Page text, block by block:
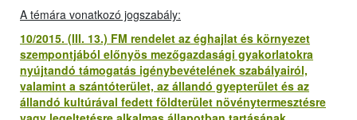
A témára vonatkozó jogszabály:
10/2015. (III. 13.) FM rendelet az éghajlat és környezet
szempontjából előnyös mezőgazdasági gyakorlatokra
nyújtandó támogatás igénybevételének szabályairól,
valamint a szántóterület, az állandó gyepterület és az
állandó kultúrával fedett földterület növénytermesztésre